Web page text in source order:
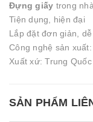
Đựng giấy trong
Tiện dụng, hiện đại
Lắp đặt đơn giản,
Công nghệ sản
Xuất xứ: Trung Quốc
SẢN PHẨM